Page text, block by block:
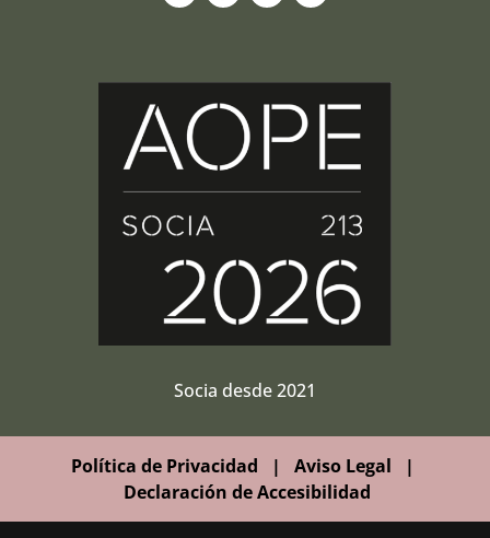
Socia desde 2021
Política de Privacidad | Aviso Legal |
Declaración de Accesibilidad